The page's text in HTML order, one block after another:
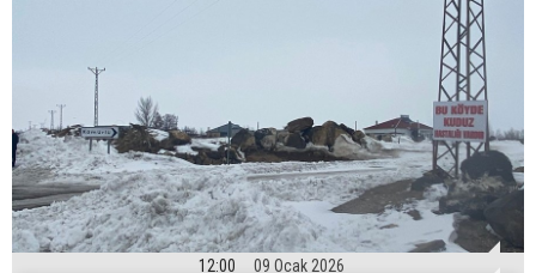
12:00 09 Ocak 2026